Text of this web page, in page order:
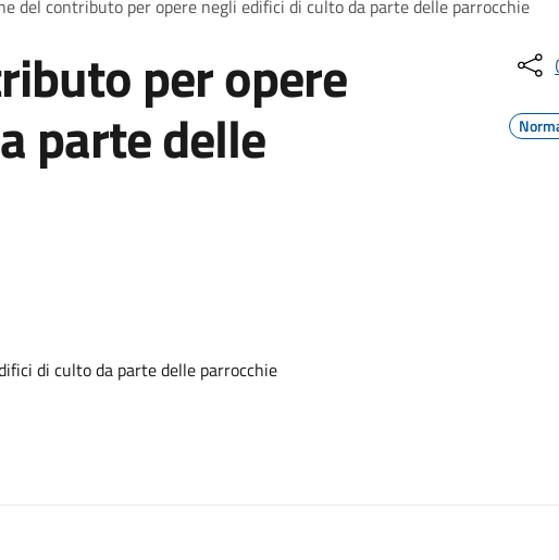
del contributo per opere negli edifici di culto da parte delle parrocchie
per opere
parte delle
di culto da parte delle parrocchie